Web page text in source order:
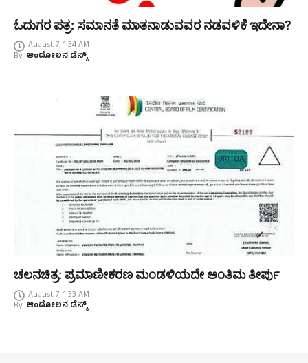
ಓದುಗರ ಪತ್ರ: ಸಮಾನತೆ ಮಾತನಾಡುವವರ ನಡವಳಿಕೆ ಇದೇನಾ?
August 7, 1:34 AM
By ಆಂದೋಲನ ಡೆಸ್ಕ್
ಚಲನಚಿತ್ರ: ಪ್ರಮಾಣೀಕರಣ ಮಂಡಳಿಯದೇ ಅಂತಿಮ ತೀರ್ಪು
August 7, 1:33 AM
By ಆಂದೋಲನ ಡೆಸ್ಕ್